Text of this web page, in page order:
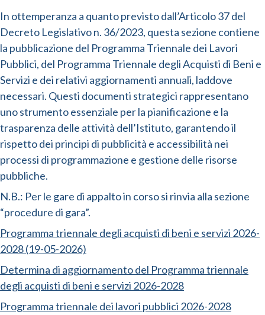
In ottemperanza a quanto previsto dall’Articolo 37 del
Decreto Legislativo n. 36/2023, questa sezione contiene
la pubblicazione del Programma Triennale dei Lavori
Pubblici, del Programma Triennale degli Acquisti di Beni e
Servizi e dei relativi aggiornamenti annuali, laddove
necessari. Questi documenti strategici rappresentano
uno strumento essenziale per la pianificazione e la
trasparenza delle attività dell’Istituto, garantendo il
rispetto dei principi di pubblicità e accessibilità nei
processi di programmazione e gestione delle risorse
pubbliche.
N.B.: Per le gare di appalto in corso si rinvia alla sezione
“procedure di gara”.
Programma triennale degli acquisti di beni e servizi 2026-
2028 (19-05-2026)
Determina di aggiornamento del Programma triennale
degli acquisti di beni e servizi 2026-2028
Programma triennale dei lavori pubblici 2026-2028